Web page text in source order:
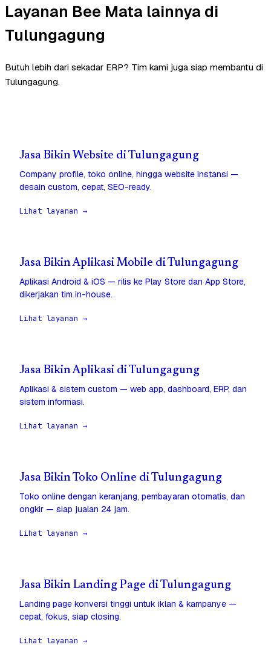
Layanan Bee Mata lainnya di
Tulungagung
Butuh lebih dari sekadar ERP? Tim kami juga siap membantu di
Tulungagung.
Jasa Bikin Website di Tulungagung
Company profile, toko online, hingga website instansi —
desain custom, cepat, SEO-ready.
Lihat layanan →
Jasa Bikin Aplikasi Mobile di Tulungagung
Aplikasi Android & iOS — rilis ke Play Store dan App Store,
dikerjakan tim in-house.
Lihat layanan →
Jasa Bikin Aplikasi di Tulungagung
Aplikasi & sistem custom — web app, dashboard, ERP, dan
sistem informasi.
Lihat layanan →
Jasa Bikin Toko Online di Tulungagung
Toko online dengan keranjang, pembayaran otomatis, dan
ongkir — siap jualan 24 jam.
Lihat layanan →
Jasa Bikin Landing Page di Tulungagung
Landing page konversi tinggi untuk iklan & kampanye —
cepat, fokus, siap closing.
Lihat layanan →